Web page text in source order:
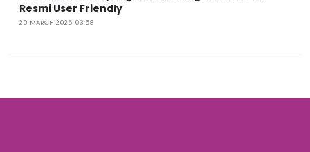
Resmi User Friendly
20 MARCH 2025 03:58